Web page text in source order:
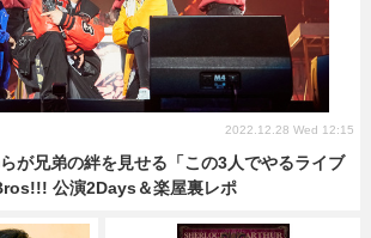
覧 コラム
らせ
らが兄弟の絆を見せる「この3人でやるライブ
公演2Days＆楽屋裏レポ
2022.12.28 Wed 12:15